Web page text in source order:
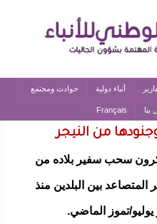
أنباء دولية حوادث ومجتمع
بنا Français
من النيجر
سحب سفير بلاده من
بين البلدين منذ
تموز الماضي.